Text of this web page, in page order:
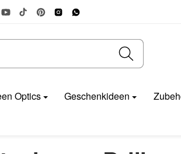
Optics Geschenkideen